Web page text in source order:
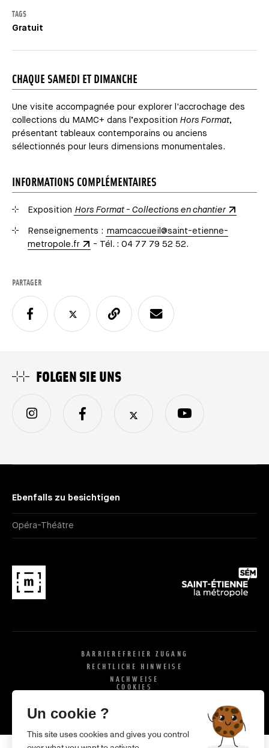
TAGS
Gratuit
CHAQUE SAMEDI ET DIMANCHE
Une visite accompagnée pour explorer l'accrochage des
collections du MAMC+ dans l’exposition Hors Format,
présentant tableaux contemporains ou anciens
sélectionnés pour leurs dimensions monumentales.
INFORMATIONS COMPLÉMENTAIRES
Exposition Hors Format - Collections en chantier
Renseignements : mamcaccueil@saint-etienne-
metropole.fr
- Tél. : 04 77 79 52 52.
PARTAGER
Ebenfalls zu besichtigen
Opéra-Théâtre
FOLGEN SIE UNS
BARRIEREFREIER ZUGANG
RECHTLICHE HINWEISE
NACHWEISE
COOKIES
Un cookie ?
This site uses cookies and gives you control